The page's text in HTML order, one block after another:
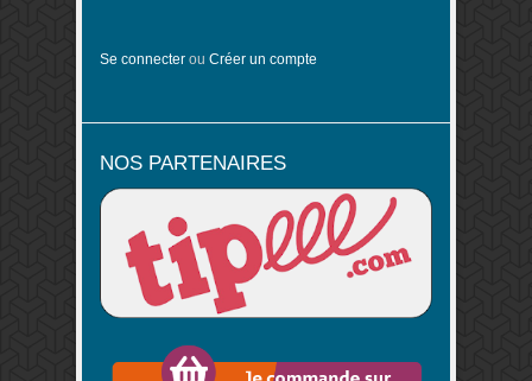
Se connecter ou Créer un compte
NOS PARTENAIRES